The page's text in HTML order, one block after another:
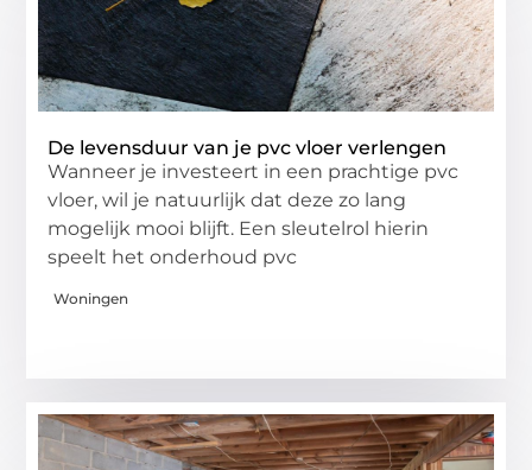
De levensduur van je pvc vloer verlengen
Wanneer je investeert in een prachtige pvc
vloer, wil je natuurlijk dat deze zo lang
mogelijk mooi blijft. Een sleutelrol hierin
speelt het onderhoud pvc
Woningen